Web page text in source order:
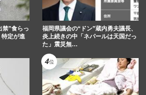
禁”食らっ
定が進
福岡県議会の“ドン”蔵内勇夫議長、
炎上続きの中「ネパールは天国だっ
た」震災無…